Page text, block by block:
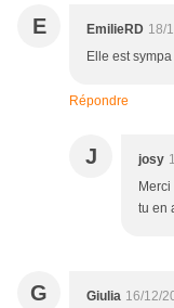
E EmilieRD 18/
Elle est
Répondre
J josy
tu en
G Giulia 16/12/